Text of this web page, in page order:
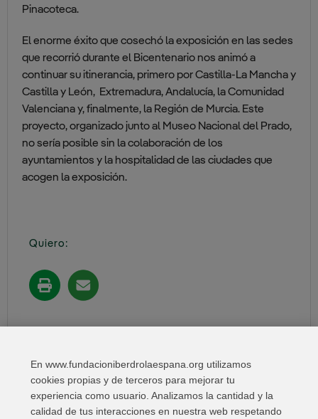
Pinacoteca.
El enorme éxito que cosechó la exposición en las sedes
que recorrió durante el Bicentenario nos animó a
continuar su itinerancia, primero por Castilla-La Mancha y
Castilla y León, Extremadura, Andalucía, la Comunidad
Valenciana y, finalmente, la Región de Murcia. Este
proyecto, organizado junto al Museo Nacional del Prado,
no sería posible sin la colaboración de los
ayuntamientos y la hospitalidad de las ciudades que
acogen la exposición.
Quiero:
En www.fundacioniberdrolaespana.org utilizamos
cookies propias y de terceros para mejorar tu
experiencia como usuario. Analizamos la cantidad y la
calidad de tus interacciones en nuestra web respetando